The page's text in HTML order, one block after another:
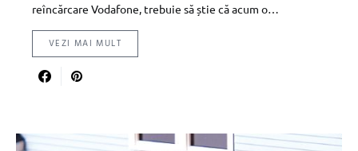
reîncărcare Vodafone, trebuie să știe că acum o…
VEZI MAI MULT